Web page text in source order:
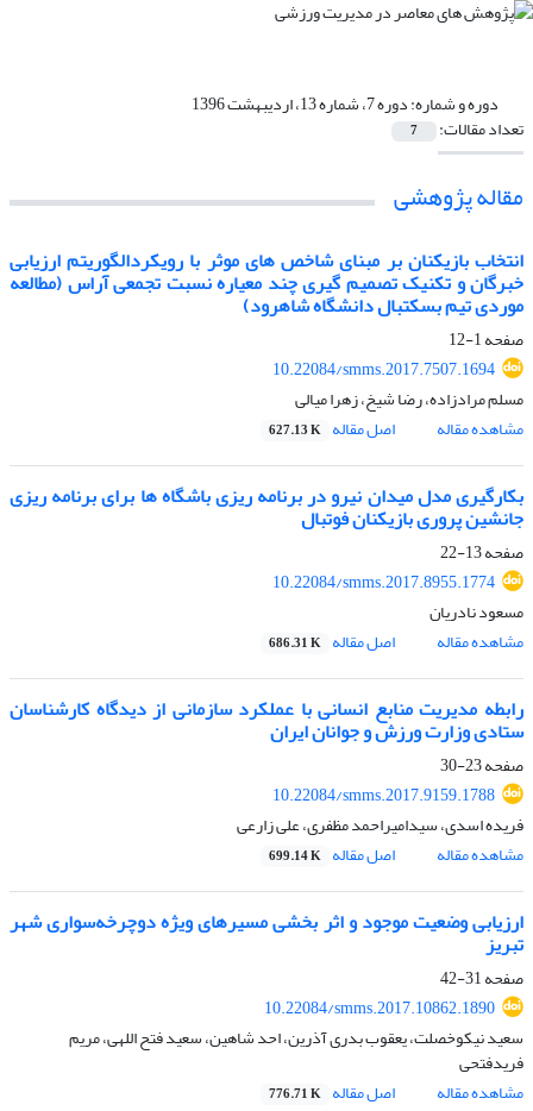
دوره و شماره:دوره 7، شماره 13، اردیبهشت 1396
تعداد مقالات: 7
مقاله پژوهشی
انتخاب بازیکنان بر مبنای شاخص های موثر با رویکردالگوریتم ارزیابی
خبرگان و تکنیک تصمیم گیری چند معیاره نسبت تجمعی آراس (مطالعه
موردی تیم بسکتبال دانشگاه شاهرود)
صفحه1-12
10.22084/smms.2017.7507.1694
مسلم مرادزاده، رضا شیخ، زهرا میالی
مشاهده مقاله
اصل مقاله 627.13 K
بکارگیری مدل میدان نیرو در برنامه ریزی باشگاه ها برای برنامه ریزی
جانشین پروری بازیکنان فوتبال
صفحه13-22
10.22084/smms.2017.8955.1774
مسعود نادریان
مشاهده مقاله
اصل مقاله 686.31 K
رابطه مدیریت منابع انسانی با عملکرد سازمانی از دیدگاه کارشناسان
ستادی وزارت ورزش و جوانان ایران
صفحه23-30
10.22084/smms.2017.9159.1788
فریده اسدی، سیدامیراحمد مظفری، علی زارعی
مشاهده مقاله
اصل مقاله 699.14 K
ارزیابی وضعیت موجود و اثر بخشی مسیرهای ویژه دوچرخه‌سواری شهر
تبریز
صفحه31-42
10.22084/smms.2017.10862.1890
سعید نیکوخصلت، یعقوب بدری آذرین، احد شاهین، سعید فتح اللهی، مریم
فریدفتحی
مشاهده مقاله
اصل مقاله 776.71 K